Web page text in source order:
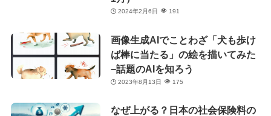
2024年2月6日 191
画像生成AIでことわざ「犬も歩け
ば棒に当たる」の絵を描いてみた
−話題のAIを知ろう
2023年8月13日 175
なぜ上がる？日本の社会保険料の